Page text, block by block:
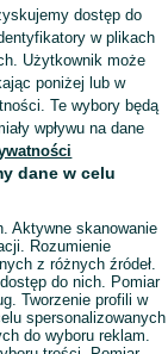
dostęp do
w plikach
Użytkownik może
poniżej lub w
Te wybory będą
wpływu na dane
dane w celu
Aktywne skanowanie
Rozumienie
z różnych źródeł.
do nich. Pomiar
Tworzenie profili w
spersonalizowanych
do wyboru reklam.